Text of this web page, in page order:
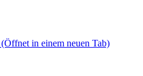
(Öffnet in einem neuen Tab)